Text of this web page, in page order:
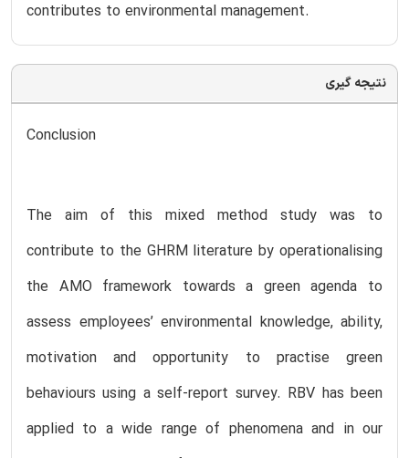
contributes to environmental management.
نتیجه گیری
Conclusion
The aim of this mixed method study was to
contribute to the GHRM literature by operationalising
the AMO framework towards a green agenda to
assess employees’ environmental knowledge, ability,
motivation and opportunity to practise green
behaviours using a self-report survey. RBV has been
applied to a wide range of phenomena and in our